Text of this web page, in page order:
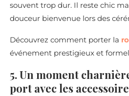
souvent trop dur. Il reste chic
douceur bienvenue lors des
Découvrez comment porter la
événement prestigieux et
5. Un moment
port avec les